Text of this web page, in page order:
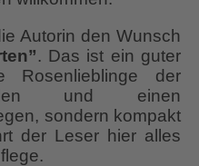
Autorin den Wunsch
. Das ist ein guter
der
und einen
sondern kompakt
der Leser hier alles